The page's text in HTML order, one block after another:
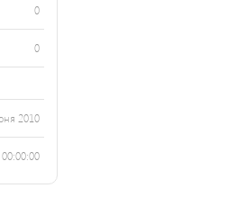
0
0
2010
00:00:00